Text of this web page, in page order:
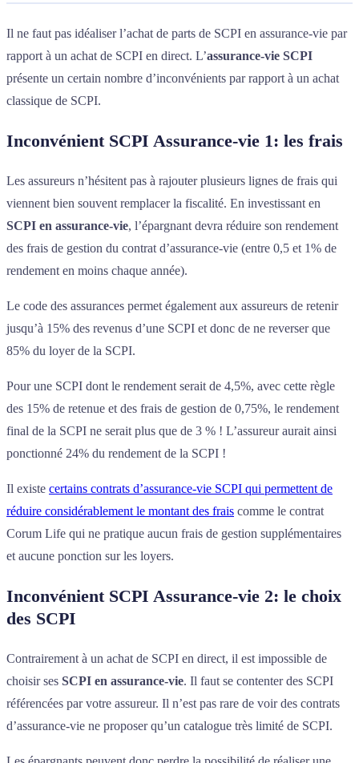
Il ne faut pas idéaliser l’achat de parts de SCPI en assurance-vie par
rapport à un achat de SCPI en direct. L’assurance-vie SCPI
présente un certain nombre d’inconvénients par rapport à un achat
classique de SCPI.
Inconvénient SCPI Assurance-vie 1: les frais
Les assureurs n’hésitent pas à rajouter plusieurs lignes de frais qui
viennent bien souvent remplacer la fiscalité. En investissant en
SCPI en assurance-vie, l’épargnant devra réduire son rendement
des frais de gestion du contrat d’assurance-vie (entre 0,5 et 1% de
rendement en moins chaque année).
Le code des assurances permet également aux assureurs de retenir
jusqu’à 15% des revenus d’une SCPI et donc de ne reverser que
85% du loyer de la SCPI.
Pour une SCPI dont le rendement serait de 4,5%, avec cette règle
des 15% de retenue et des frais de gestion de 0,75%, le rendement
final de la SCPI ne serait plus que de 3 % ! L’assureur aurait ainsi
ponctionné 24% du rendement de la SCPI !
Il existe certains contrats d’assurance-vie SCPI qui permettent de
réduire considérablement le montant des frais comme le contrat
Corum Life qui ne pratique aucun frais de gestion supplémentaires
et aucune ponction sur les loyers.
Inconvénient SCPI Assurance-vie 2: le choix
des SCPI
Contrairement à un achat de SCPI en direct, il est impossible de
choisir ses SCPI en assurance-vie. Il faut se contenter des SCPI
référencées par votre assureur. Il n’est pas rare de voir des contrats
d’assurance-vie ne proposer qu’un catalogue très limité de SCPI.